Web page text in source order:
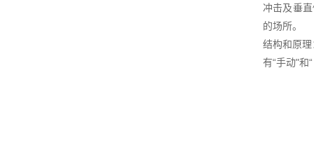
冲击及垂
的场所。
结构和原
有“手动"和